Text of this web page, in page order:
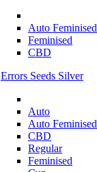
Auto Feminised
Feminised
CBD
Errors Seeds Silver
Auto
Auto Feminised
CBD
Regular
Feminised